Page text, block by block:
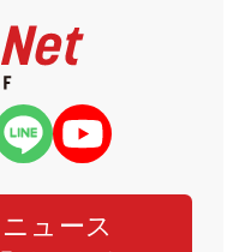
ュース